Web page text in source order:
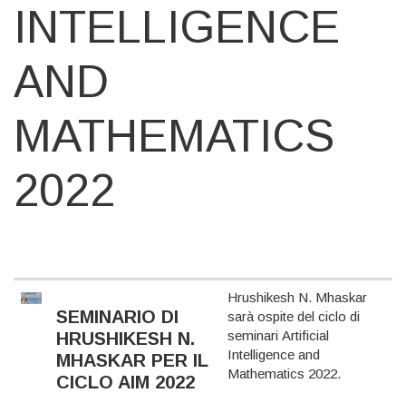
INTELLIGENCE
AND
MATHEMATICS
2022
SEMINARIO DI
HRUSHIKESH N.
MHASKAR PER IL
CICLO AIM 2022
Hrushikesh N. Mhaskar
sarà ospite del ciclo di
seminari Artificial
Intelligence and
Mathematics 2022.